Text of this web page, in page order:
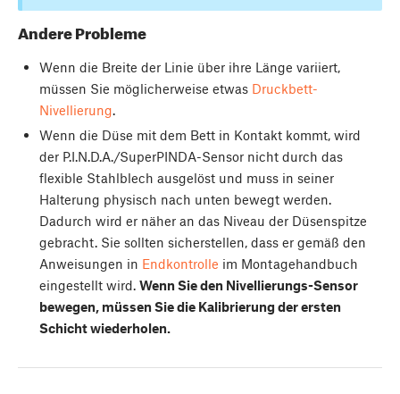
Andere Probleme
Wenn die Breite der Linie über ihre Länge variiert,
müssen Sie möglicherweise etwas Druckbett-
Nivellierung
Wenn die Düse mit dem Bett in Kontakt kommt, wird
der P.I.N.D.A./SuperPINDA-Sensor nicht durch das
flexible Stahlblech ausgelöst und muss in seiner
Halterung physisch nach unten bewegt werden.
Dadurch wird er näher an das Niveau der Düsenspitze
gebracht. Sie sollten sicherstellen, dass er gemäß den
Anweisungen in Endkontrolle im Montagehandbuch
eingestellt wird. Wenn Sie den Nivellierungs-Sensor
bewegen, müssen Sie die Kalibrierung der ersten
Schicht wiederholen.